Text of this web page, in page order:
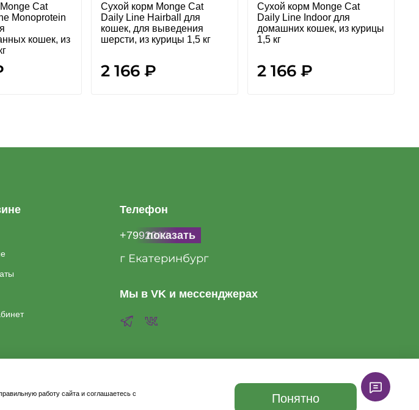
Cat
Monoprotein
кошек, из
Сухой корм Monge Cat
Daily Line Hairball для
кошек, для выведения
шерсти, из курицы 1,5 кг
2 166 ₽
Сухой корм Monge Cat
Daily Line Indoor для
домашних кошек, из курицы
1,5 кг
2 166 ₽
Телефон
+79920128846
показать
г Екатеринбург
Мы в VK и мессенджерах
работу сайта и соглашаетесь с
Понятно